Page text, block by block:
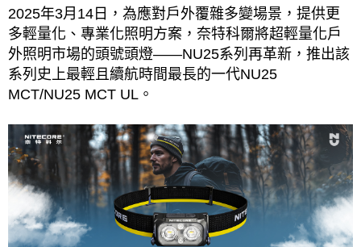
2025年3月14日，為應對戶外覆雜多變場景，提供更
多輕量化、專業化照明方案，奈特科爾將超輕量化戶
外照明市場的頭號頭燈——NU25系列再革新，推出該
系列史上最輕且續航時間最長的一代NU25
MCT/NU25 MCT UL。